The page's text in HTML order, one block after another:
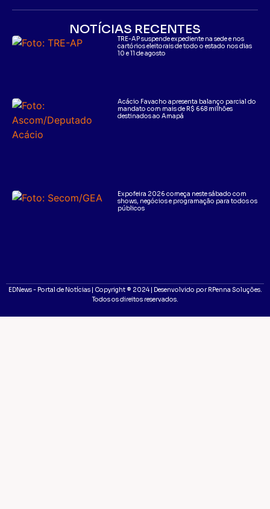
NOTÍCIAS RECENTES
TRE-AP suspende expediente na sede e nos
cartórios eleitorais de todo o estado nos dias
10 e 11 de agosto
Acácio Favacho apresenta balanço parcial do
mandato com mais de R$ 668 milhões
destinados ao Amapá
Expofeira 2026 começa neste sábado com
shows, negócios e programação para todos os
públicos
EDNews - Portal de Notícias | Copyright ® 2024 | Desenvolvido por RPenna Soluções.
Todos os direitos reservados.